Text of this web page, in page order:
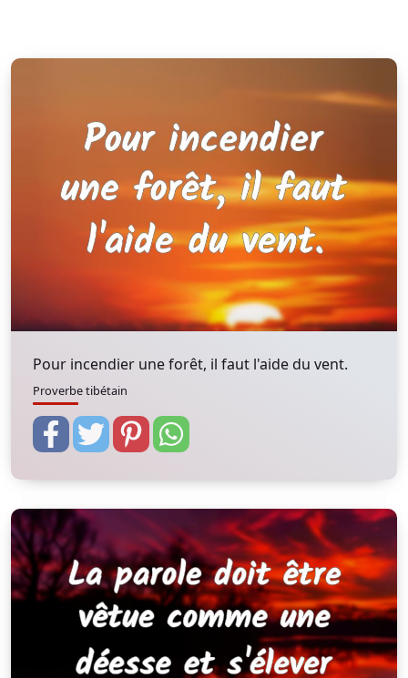
Pour incendier une forêt, il faut l'aide du vent.
Proverbe tibétain